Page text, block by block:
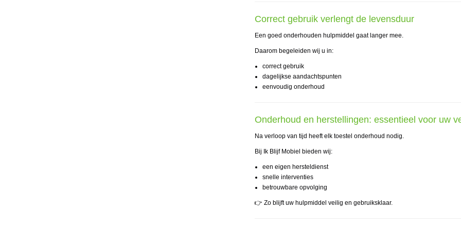
Correct gebruik verlengt de levensduur
Een goed onderhouden hulpmiddel gaat langer mee.
Daarom begeleiden wij u in:
correct gebruik
dagelijkse aandachtspunten
eenvoudig onderhoud
Onderhoud en herstellingen: essentieel voor uw
Na verloop van tijd heeft elk toestel onderhoud nodig.
Bij Ik Blijf Mobiel bieden wij:
een eigen hersteldienst
snelle interventies
betrouwbare opvolging
👉 Zo blijft uw hulpmiddel veilig en gebruiksklaar.